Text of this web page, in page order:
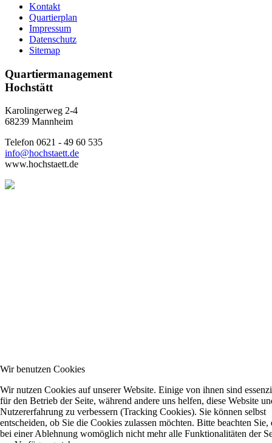
Kontakt
Quartierplan
Impressum
Datenschutz
Sitemap
Quartiermanagement
Hochstätt
Karolingerweg 2-4
68239 Mannheim
Telefon 0621 - 49 60 535
info@hochstaett.de
www.hochstaett.de
Wir benutzen Cookies
Wir nutzen Cookies auf unserer Website. Einige von ihnen sind
für den Betrieb der Seite, während andere uns helfen, diese Website
Nutzererfahrung zu verbessern (Tracking Cookies). Sie können selbst
entscheiden, ob Sie die Cookies zulassen möchten. Bitte beachten Sie,
bei einer Ablehnung womöglich nicht mehr alle Funktionalitäten der